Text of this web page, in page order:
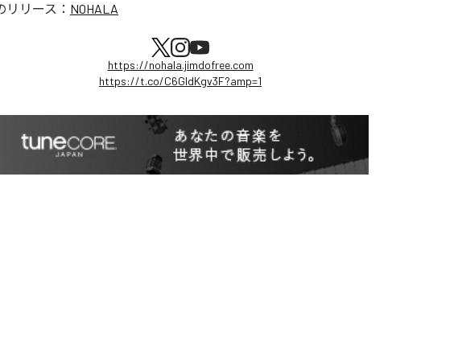
リリース： NOHALA
https://nohala.jimdofree.com
https://t.co/C6GldKgv3F?amp=1